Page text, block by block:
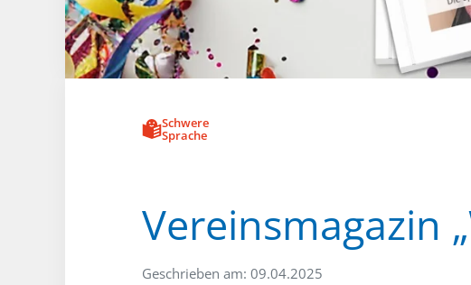
Schwere
Sprache
Vereinsmagazin
Geschrieben am: 09.04.2025